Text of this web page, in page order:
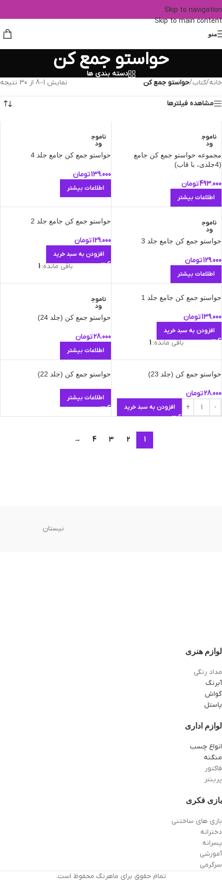
Skip to navigation
Skip to main content
منو
حواستو جمع کن
دسته بندی ها
خانه/کتاب/حواستو جمع کن نمایش 1–8 از 30 نتیجه
مشاهده فیلترها
ناموج
ود
مجموعه حواستو جمع کن جامع
(4جلدی، با قاب)
493.000تومان
اطلاعات بیشتر
ناموج
ود
حواستو جمع کن جامع جلد 4
139.000تومان
اطلاعات بیشتر
ناموج
ود
حواستو جمع کن جامع جلد 3
129.000تومان
اطلاعات بیشتر
حواستو جمع کن جامع جلد 2
129.000تومان
افزودن به سبد خرید
باقی مانده: 1
حواستو جمع کن جامع جلد 1
139.000تومان
افزودن به سبد خرید
باقی مانده: 1
ناموج
ود
حواستو جمع کن (جلد 24)
28.000تومان
اطلاعات بیشتر
حواستو جمع کن (جلد 23)
28.000تومان
افزودن به سبد خرید
حواستو جمع کن (جلد 22)
اطلاعات بیشتر
1
2
3
4
→
نیستان
لوازم هنری
مداد رنگی
آبرنگ
گواش
پاستل
لوازم اداری
انواع چسب
منگنه
فاکتور
پرینتر
بازی فکری
بازی های ساختنی
دخترانه
پسرانه
آموزشی
سرگرمی
تمام حقوق برای ماهرنگ محفوظ است.